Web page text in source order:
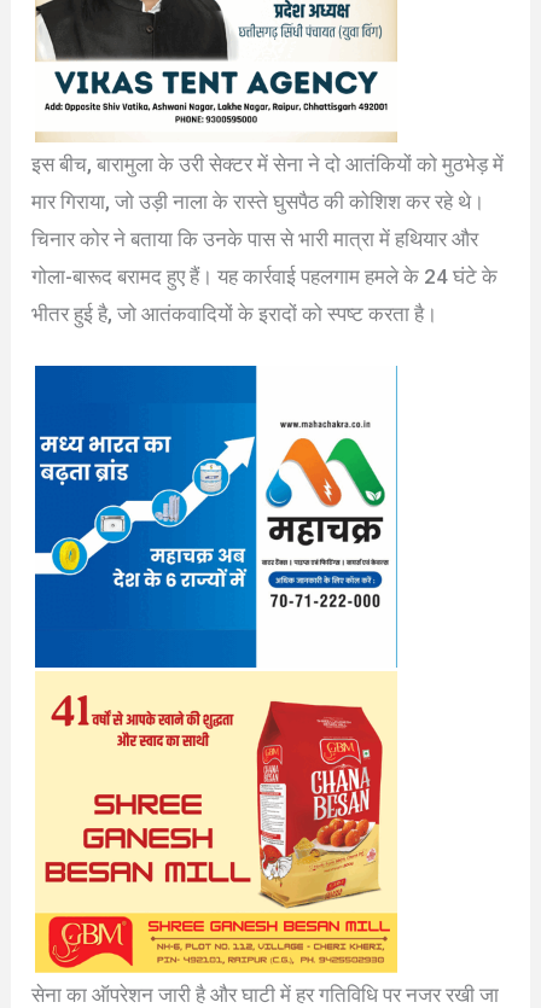
इस बीच, बारामुला के उरी सेक्टर में सेना ने दो आतंकियों को मुठभेड़ में
मार गिराया, जो उड़ी नाला के रास्ते घुसपैठ की कोशिश कर रहे थे।
चिनार कोर ने बताया कि उनके पास से भारी मात्रा में हथियार और
गोला-बारूद बरामद हुए हैं। यह कार्रवाई पहलगाम हमले के 24 घंटे के
भीतर हुई है, जो आतंकवादियों के इरादों को स्पष्ट करता है।
सेना का ऑपरेशन जारी है और घाटी में हर गतिविधि पर नजर रखी जा